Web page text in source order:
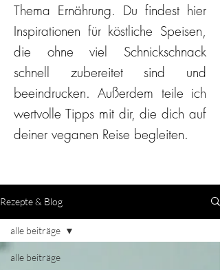
Thema Ernährung. Du findest hier
Inspirationen für köstliche Speisen,
die ohne viel Schnickschnack
schnell zubereitet sind und
beeindrucken. Außerdem teile ich
wertvolle Tipps mit dir, die dich auf
deiner veganen Reise begleiten.
Rezepte & Blog
alle beiträge
alle beiträge